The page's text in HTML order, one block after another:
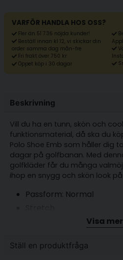
VARFÖR HANDLA HOS OSS?
Fler än 51 736 nöjda kunder!
Beställ innan kl 12, vi skickar din
order samma dag mån-fre
Fri frakt över 750 kr
Öppet köp i 30 dagar
Beskrivning
Vill du ha en tunn, skön och
funktionsmaterial, då ska du
Polo Shoe Emb som håller dig
dagar på golfbanan. Med
golfkläder får du många
ihop en snygg och skön look
Passform: Normal
Snabbtorkande
Material: 90 % polyester/
Visa mer
Ställ en produktfråga